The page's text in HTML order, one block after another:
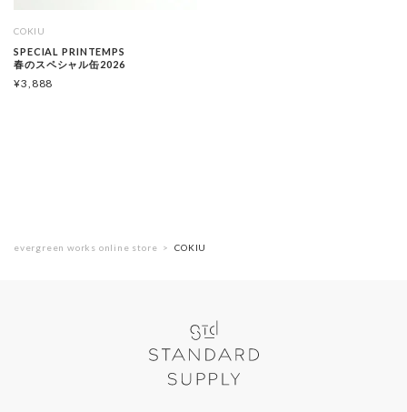
COKIU
SPECIAL PRINTEMPS
春のスペシャル缶2026
¥3,888
evergreen works online store COKIU